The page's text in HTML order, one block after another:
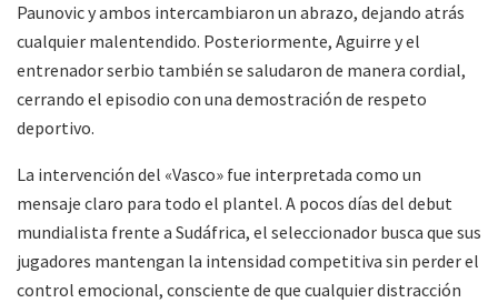
Paunovic y ambos intercambiaron un abrazo, dejando atrás
cualquier malentendido. Posteriormente, Aguirre y el
entrenador serbio también se saludaron de manera cordial,
cerrando el episodio con una demostración de respeto
deportivo.
La intervención del «Vasco» fue interpretada como un
mensaje claro para todo el plantel. A pocos días del debut
mundialista frente a Sudáfrica, el seleccionador busca que sus
jugadores mantengan la intensidad competitiva sin perder el
control emocional, consciente de que cualquier distracción